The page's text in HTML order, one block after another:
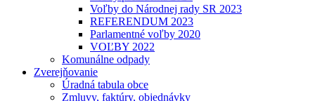
Voľby do Národnej rady SR 2023
REFERENDUM 2023
Parlamentné voľby 2020
VOĽBY 2022
Komunálne odpady
Zverejňovanie
Úradná tabula obce
Zmluvy, faktúry, objednávky